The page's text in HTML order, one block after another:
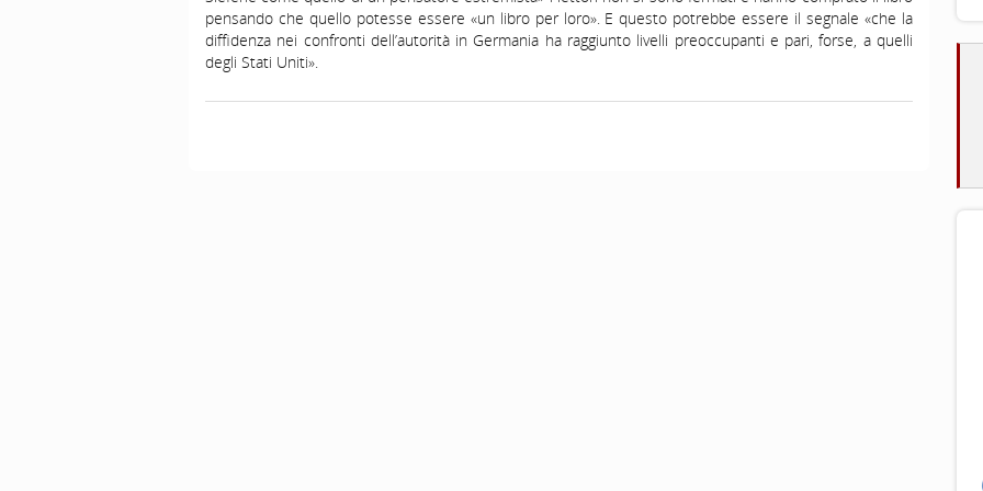
pensando che quello potesse essere «un libro per loro». E questo potrebbe essere il segnale «che la
diffidenza nei confronti dell’autorità in Germania ha raggiunto livelli preoccupanti e pari, forse, a quelli
degli Stati Uniti».